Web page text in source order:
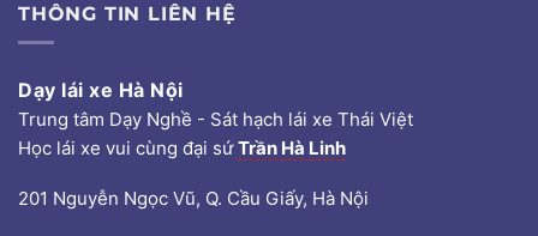
THÔNG TIN LIÊN HỆ
Dạy lái xe Hà Nội
Trung tâm Dạy Nghề - Sát hạch lái xe Thái Việt
Học lái xe vui cùng đại sứTrần Hà Linh
201 Nguyễn Ngọc Vũ, Q. Cầu Giấy, Hà Nội